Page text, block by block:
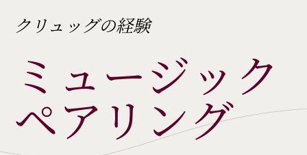
クリュッグの経験
ミュージック
ペアリング